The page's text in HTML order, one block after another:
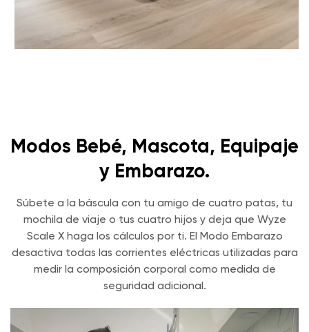
Modos Bebé, Mascota, Equipaje
y Embarazo.
Súbete a la báscula con tu amigo de cuatro patas, tu
mochila de viaje o tus cuatro hijos y deja que Wyze
Scale X haga los cálculos por ti. El Modo Embarazo
desactiva todas las corrientes eléctricas utilizadas para
medir la composición corporal como medida de
seguridad adicional.